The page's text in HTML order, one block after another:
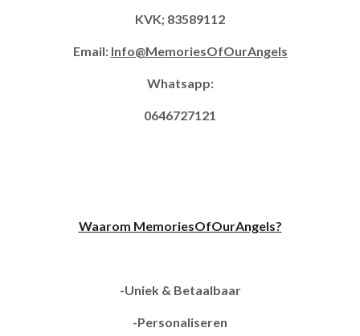
KVK; 83589112
Email: Info@MemoriesOfOurAngels
Whatsapp:
0646727121
Waarom MemoriesOfOurAngels?
-Uniek & Betaalbaar
-Personaliseren